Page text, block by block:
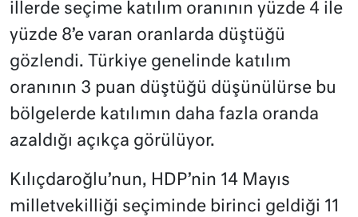
illerde seçime katılım oranının yüzde 4 ile
yüzde 8’e varan oranlarda düştüğü
gözlendi. Türkiye genelinde katılım
oranının 3 puan düştüğü düşünülürse bu
bölgelerde katılımın daha fazla oranda
azaldığı açıkça görülüyor.
Kılıçdaroğlu’nun, HDP’nin 14 Mayıs
milletvekilliği seçiminde birinci geldiği 11